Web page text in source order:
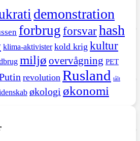
demonstration
forbrugforsvarhash
klima-aktivister kold krig kultur
miljø overvågning PET
revolution Rusland tålt
økologi økonomi